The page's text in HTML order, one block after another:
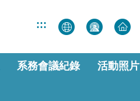
:::
系務會議紀錄 活動照片